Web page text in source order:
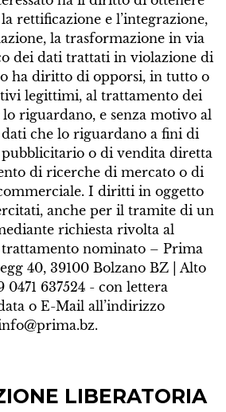
rettificazione e l’integrazione,
la trasformazione in via
dei dati trattati in violazione di
ha diritto di opporsi, in tutto o
legittimi, al trattamento dei
riguardano, e senza motivo al
che lo riguardano a fini di
o di vendita diretta
di ricerche di mercato o di
I diritti in oggetto
anche per il tramite di un
richiesta rivolta al
trattamento nominato – Prima
40, 39100 Bolzano BZ | Alto
0471 637524 - con lettera
o E-Mail all’indirizzo
LIBERATORIA